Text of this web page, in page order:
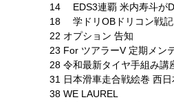
14 EDS3連覇 米内寿斗が
18 学ドリOBドリコン戦記
22 オプション 告知
23 For ツアラーV 定期メン
28 令和最新タイヤ手組み講
31 日本滑車走合戦絵巻 西
38 WE LAUREL